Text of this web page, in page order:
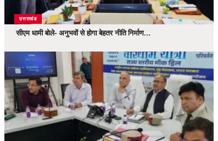
उत्तराखंड
सीएम धामी बोले- अनुभवों से होगा बेहतर नीति निर्माण…